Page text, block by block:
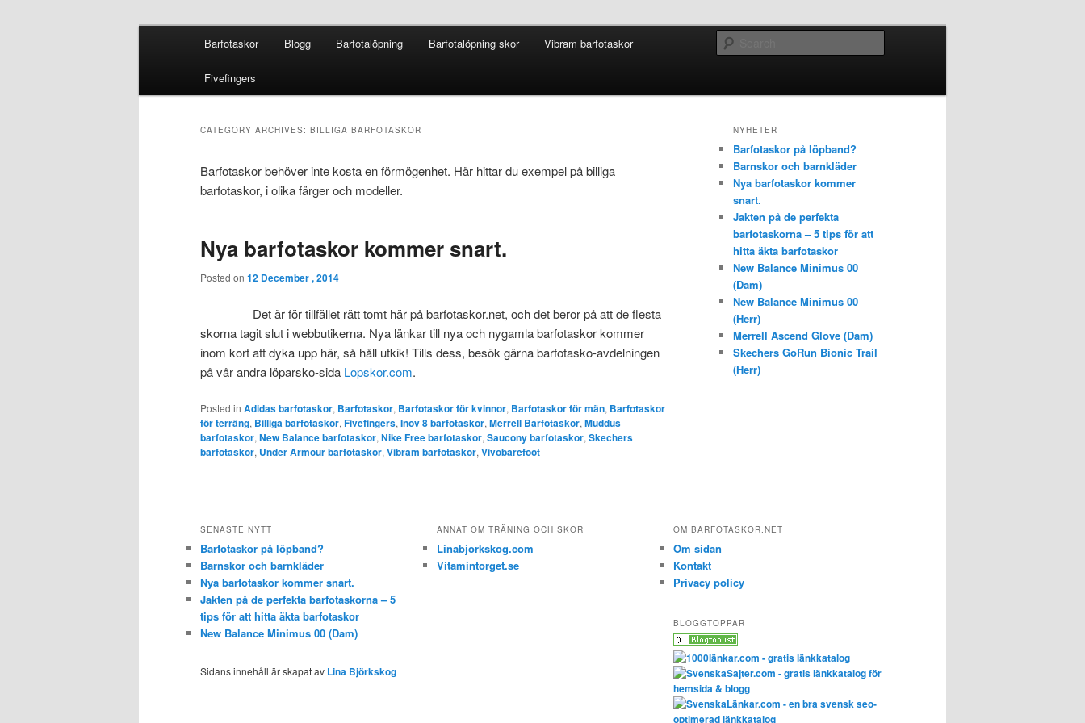
Barfotaskor
Barfotaskor Blogg Barfotalöpning Barfotalöpning skor Vibram barfotaskor
Fivefingers
CATEGORY ARCHIVES: BILLIGA BARFOTASKOR
Barfotaskor behöver inte kosta en förmögenhet. Här hittar du exempel på billiga
barfotaskor, i olika färger och modeller.
Nya barfotaskor kommer snart.
Posted on 12 December , 2014
Det är för tillfället rätt tomt här på barfotaskor.net, och det beror på att de flesta
skorna tagit slut i webbutikerna. Nya länkar till nya och nygamla barfotaskor kommer
inom kort att dyka upp här, så håll utkik! Tills dess, besök gärna barfotasko-avdelningen
på vår andra löparsko-sida Lopskor.com.
Posted in Adidas barfotaskor, Barfotaskor, Barfotaskor för kvinnor, Barfotaskor för män, Barfotaskor
för terräng, Billiga barfotaskor, Fivefingers, Inov 8 barfotaskor, Merrell Barfotaskor, Muddus
barfotaskor, New Balance barfotaskor, Nike Free barfotaskor, Saucony barfotaskor, Skechers
barfotaskor, Under Armour barfotaskor, Vibram barfotaskor, Vivobarefoot
NYHETER
Barfotaskor på löpband?
Barnskor och barnkläder
Nya barfotaskor kommer
snart.
Jakten på de perfekta
barfotaskorna – 5 tips för att
hitta äkta barfotaskor
New Balance Minimus 00
(Dam)
New Balance Minimus 00
(Herr)
Merrell Ascend Glove (Dam)
Skechers GoRun Bionic Trail
(Herr)
SENASTE NYTT
Barfotaskor på löpband?
Barnskor och barnkläder
Nya barfotaskor kommer snart.
Jakten på de perfekta barfotaskorna – 5
tips för att hitta äkta barfotaskor
New Balance Minimus 00 (Dam)
Sidans innehåll är skapat av Lina Björkskog
ANNAT OM TRÄNING OCH SKOR
Linabjorkskog.com
Vitamintorget.se
OM BARFOTASKOR.NET
Om sidan
Kontakt
Privacy policy
BLOGGTOPPAR